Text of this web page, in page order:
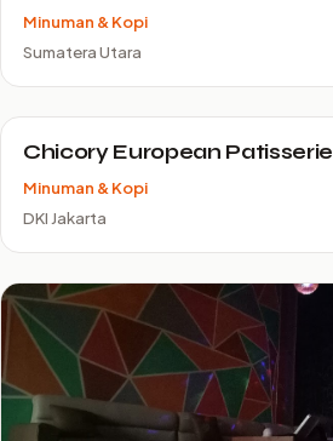
Minuman & Kopi
Sumatera Utara
Chicory European Patisserie
Minuman & Kopi
DKI Jakarta